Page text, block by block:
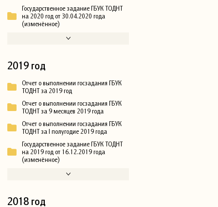
Государственное задание ГБУК ТОДНТ
на 2020 год от 30.04.2020 года
(изменённое)
2019 год
Отчет о выполнении госзадания ГБУК
ТОДНТ за 2019 год
Отчет о выполнении госзадания ГБУК
ТОДНТ за 9 месяцев 2019 года
Отчет о выполнении госзадания ГБУК
ТОДНТ за I полугодие 2019 года
Государственное задание ГБУК ТОДНТ
на 2019 год от 16.12.2019 года
(изменённое)
2018 год